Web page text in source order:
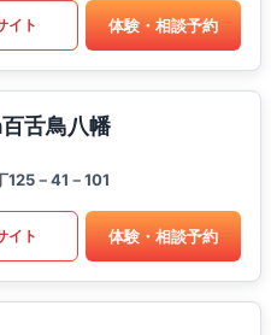
イト 体験・相談予約
舌鳥八幡
125－41－101
イト 体験・相談予約